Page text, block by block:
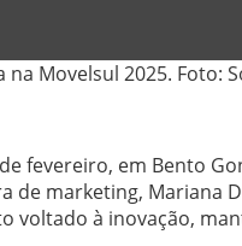
Movelsul 2025. Foto:
fevereiro, em Bento
de marketing, Mariana
voltado à inovação,